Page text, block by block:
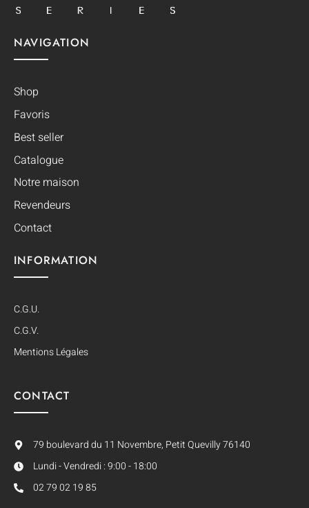
NAVIGATION
Shop
Favoris
Best seller
Catalogue
Notre maison
Revendeurs
Contact
INFORMATION
C.G.U.
C.G.V.
Mentions Légales
CONTACT
79 boulevard du 11 Novembre, Petit Quevilly 76140
Lundi - Vendredi : 9:00 - 18:00
02 79 02 19 85